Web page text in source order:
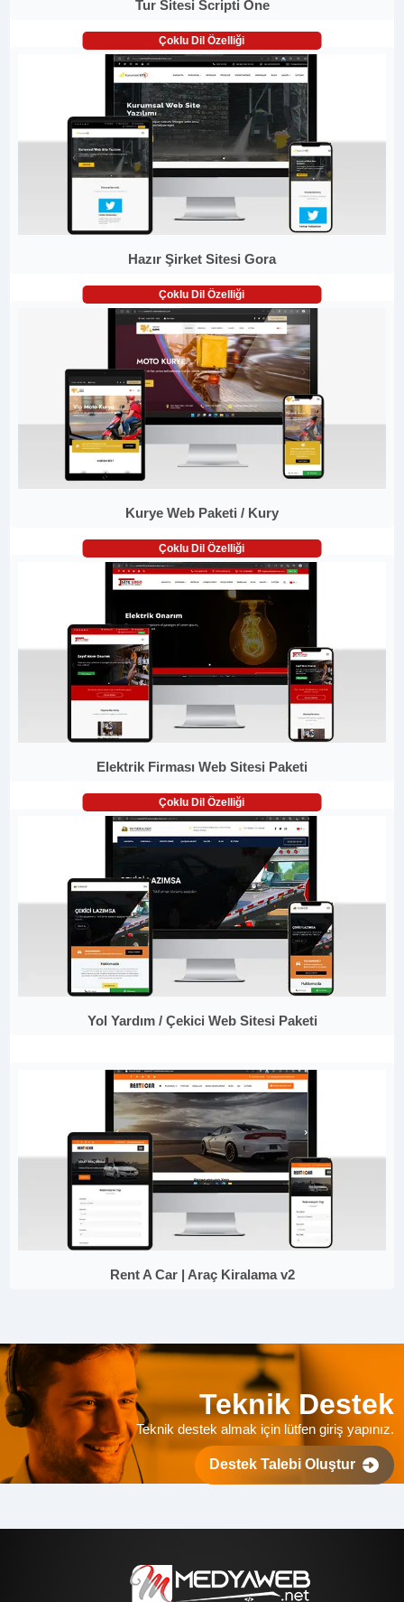
Tur Sitesi Scripti One
Çoklu Dil Özelliği
Hazır Şirket Sitesi Gora
Çoklu Dil Özelliği
Kurye Web Paketi / Kury
Çoklu Dil Özelliği
Elektrik Firması Web Sitesi Paketi
Çoklu Dil Özelliği
Yol Yardım / Çekici Web Sitesi Paketi
Rent A Car | Araç Kiralama v2
Teknik Destek
Teknik destek almak için lütfen giriş yapınız.
Destek Talebi Oluştur